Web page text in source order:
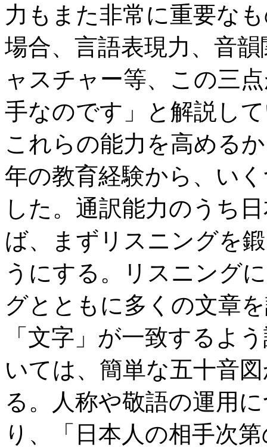
力もまた非常に重要な
場合、言語表現力、音
ャスチャー等、この三
手なのです」と解説し
これらの能力を高める
年の教育経験から、い
した。通訳能力のうち
ば、まずリスニングを
うにする。リスニング
グとともに多くの文章
「文字」が一致するよ
いては、簡単な五十音
る。人称や敬語の運用
り、「日本人の相手次